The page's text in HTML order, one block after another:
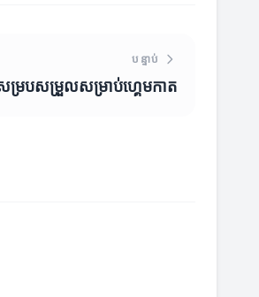
បន្ទាប់
ម្របសម្រួលសម្រាប់ហ្គេមកាត